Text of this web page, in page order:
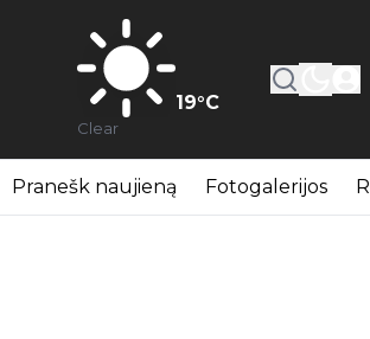
19°C
Clear
Pranešk naujieną Fotogalerijos